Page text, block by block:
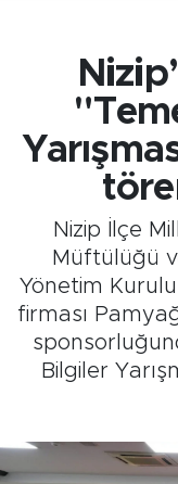
Nizip İlçe
Müftülüğü
Yönetim
firması
Bilgiler
Tüm
Son Dakika
Haber Arşivi